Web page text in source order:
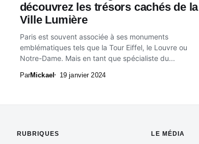
découvrez les trésors cachés de la
Ville Lumière
Paris est souvent associée à ses monuments
emblématiques tels que la Tour Eiffel, le Louvre ou
Notre-Dame. Mais en tant que spécialiste du...
ParMickael 19 janvier 2024
RUBRIQUES LE MÉDIA